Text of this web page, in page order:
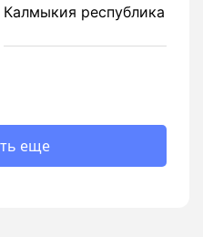
Калмыкия республика
еще